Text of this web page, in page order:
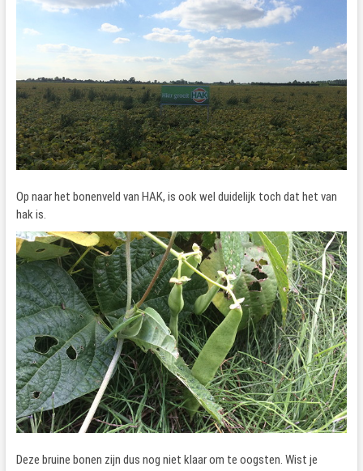
Op naar het bonenveld van HAK, is ook wel duidelijk toch dat het van
hak is.
Deze bruine bonen zijn dus nog niet klaar om te oogsten. Wist je